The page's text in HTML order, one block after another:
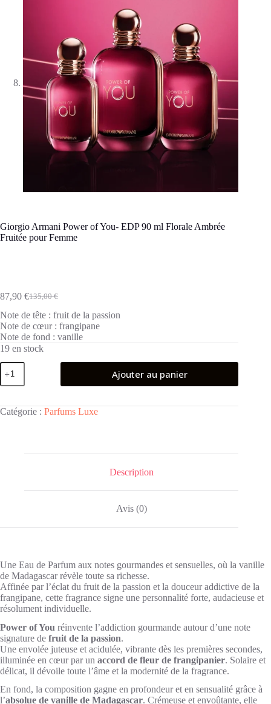
Giorgio Armani Power of You- EDP 90 ml Florale Ambrée
Fruitée pour Femme
135,00€
Le
prix
initial
était :
135,00 €.
87,90 €Le
prix
actuel
est :
87,90 €.
Note de tête : fruit de la passion
Note de cœur : frangipane
Note de fond : vanille
19 en stock
quantité
de
Giorgio
Power
of
Fruitée
Ajouter au panier
Catégorie : Parfums Luxe
Description
Avis (0)
Une Eau de Parfum aux notes gourmandes et sensuelles, où la vanille
de Madagascar révèle toute sa richesse.
Affinée par l’éclat du fruit de la passion et la douceur addictive de la
frangipane, cette fragrance signe une personnalité forte, audacieuse et
résolument individuelle.
Power of You réinvente l’addiction gourmande autour d’une note
signature de fruit de la passion.
Une envolée juteuse et acidulée, vibrante dès les premières secondes,
illuminée en cœur par un accord de fleur de frangipanier. Solaire et
délicat, il dévoile toute l’âme et la modernité de la fragrance.
En fond, la composition gagne en profondeur et en sensualité grâce à
l’absolue de vanille de Madagascar. Crémeuse et envoûtante, elle